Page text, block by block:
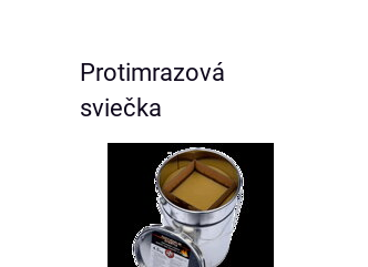
Protimrazová
sviečka